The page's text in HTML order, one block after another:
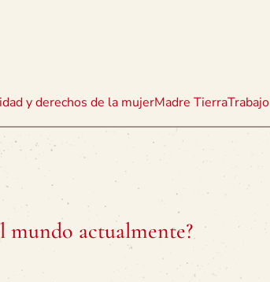
y derechos de la mujerMadre TierraTrabajo
mundo actualmente?